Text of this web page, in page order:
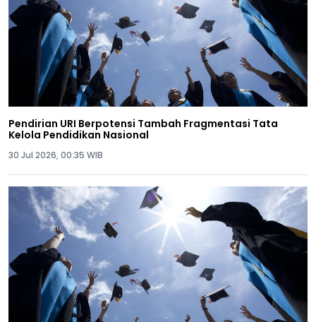
Pendirian URI Berpotensi Tambah Fragmentasi Tata
Kelola Pendidikan Nasional
30 Jul 2026, 00:35 WIB